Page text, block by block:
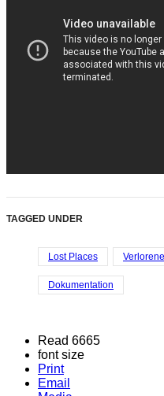
TAGGED UNDER
Lost Places
Dokumentation
Read 6665
font size
Print
Email